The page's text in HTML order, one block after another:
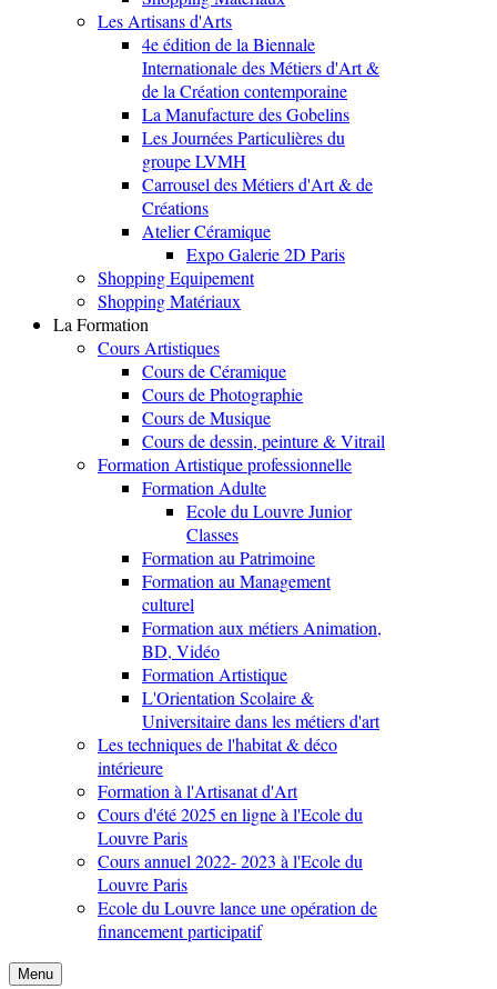
Les Artisans d'Arts
4e édition de la Biennale
Internationale des Métiers d'Art &
de la Création contemporaine
La Manufacture des Gobelins
Les Journées Particulières du
groupe LVMH
Carrousel des Métiers d'Art & de
Créations
Atelier Céramique
Expo Galerie 2D Paris
Shopping Equipement
Shopping Matériaux
La Formation
Cours Artistiques
Cours de Céramique
Cours de Photographie
Cours de Musique
Cours de dessin, peinture & Vitrail
Formation Artistique professionnelle
Formation Adulte
Ecole du Louvre Junior
Classes
Formation au Patrimoine
Formation au Management
culturel
Formation aux métiers Animation,
BD, Vidéo
Formation Artistique
L'Orientation Scolaire &
Universitaire dans les métiers d'art
Les techniques de l'habitat & déco
intérieure
Formation à l'Artisanat d'Art
Cours d'été 2025 en ligne à l'Ecole du
Louvre Paris
Cours annuel 2022- 2023 à l'Ecole du
Louvre Paris
Ecole du Louvre lance une opération de
financement participatif
Menu